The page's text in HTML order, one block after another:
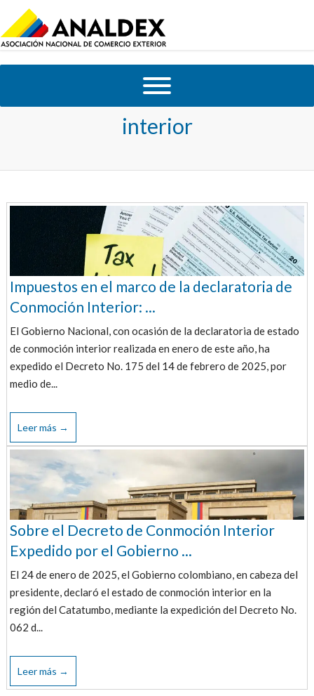
Tag Archives:conmocion
interior
Impuestos en el marco de la declaratoria de
Conmoción Interior: ...
El Gobierno Nacional, con ocasión de la declaratoria de estado
de conmoción interior realizada en enero de este año, ha
expedido el Decreto No. 175 del 14 de febrero de 2025, por
medio de...
Leer más →
Sobre el Decreto de Conmoción Interior
Expedido por el Gobierno ...
El 24 de enero de 2025, el Gobierno colombiano, en cabeza del
presidente, declaró el estado de conmoción interior en la
región del Catatumbo, mediante la expedición del Decreto No.
062 d...
Leer más →